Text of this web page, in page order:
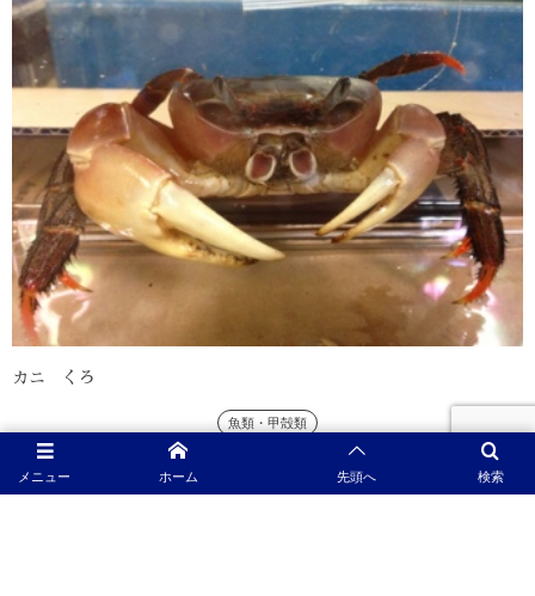
カニ くろ
魚類・甲殻類
今日の写真はカニ！ このカニは沖縄などに生息する オカガニというカニで主に
陸地で暮らしています。 このカニ、この写真ではわかりにくいですがとっても
メニュー 検索
ホーム 先頭へ